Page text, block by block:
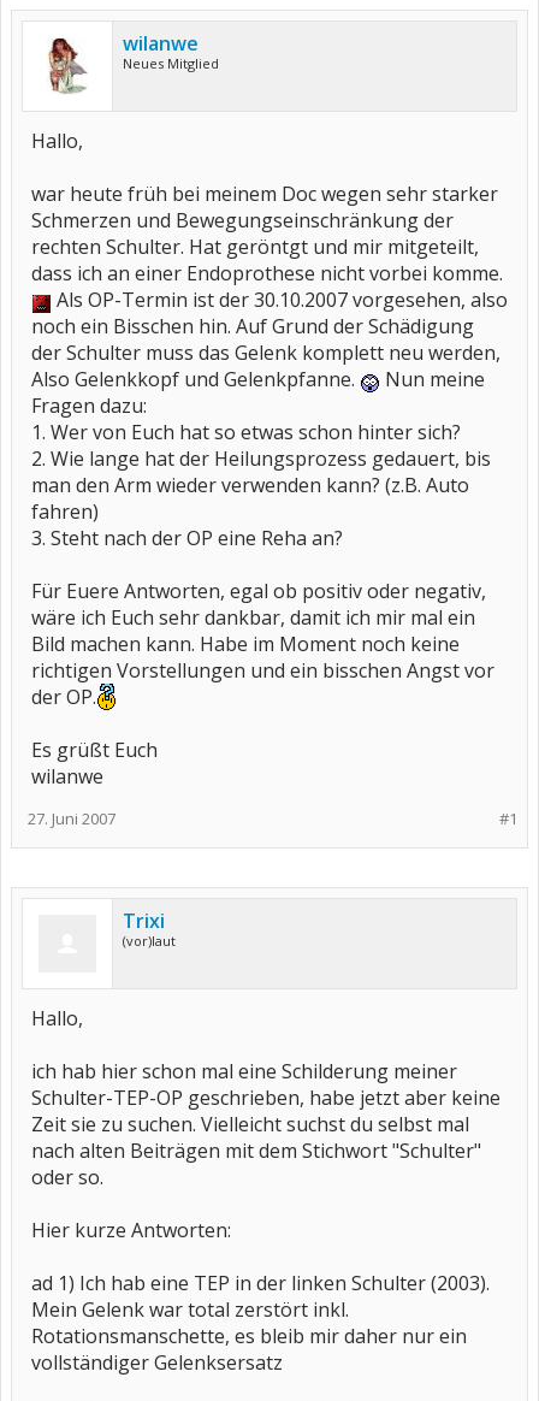
wilanwe
Neues Mitglied
Hallo,
war heute früh bei meinem Doc wegen sehr starker
Schmerzen und Bewegungseinschränkung der
rechten Schulter. Hat geröntgt und mir mitgeteilt,
dass ich an einer Endoprothese nicht vorbei komme.
Als OP-Termin ist der 30.10.2007 vorgesehen, also
noch ein Bisschen hin. Auf Grund der Schädigung
der Schulter muss das Gelenk komplett neu werden,
Also Gelenkkopf und Gelenkpfanne.
Nun meine
Fragen dazu:
1. Wer von Euch hat so etwas schon hinter sich?
2. Wie lange hat der Heilungsprozess gedauert, bis
man den Arm wieder verwenden kann? (z.B. Auto
fahren)
3. Steht nach der OP eine Reha an?
Für Euere Antworten, egal ob positiv oder negativ,
wäre ich Euch sehr dankbar, damit ich mir mal ein
Bild machen kann. Habe im Moment noch keine
richtigen Vorstellungen und ein bisschen Angst vor
der OP.
Es grüßt Euch
wilanwe
#1
27. Juni 2007
Trixi
(vor)laut
Hallo,
ich hab hier schon mal eine Schilderung meiner
Schulter-TEP-OP geschrieben, habe jetzt aber keine
Zeit sie zu suchen. Vielleicht suchst du selbst mal
nach alten Beiträgen mit dem Stichwort "Schulter"
oder so.
Hier kurze Antworten:
ad 1) Ich hab eine TEP in der linken Schulter (2003).
Mein Gelenk war total zerstört inkl.
Rotationsmanschette, es bleib mir daher nur ein
vollständiger Gelenksersatz